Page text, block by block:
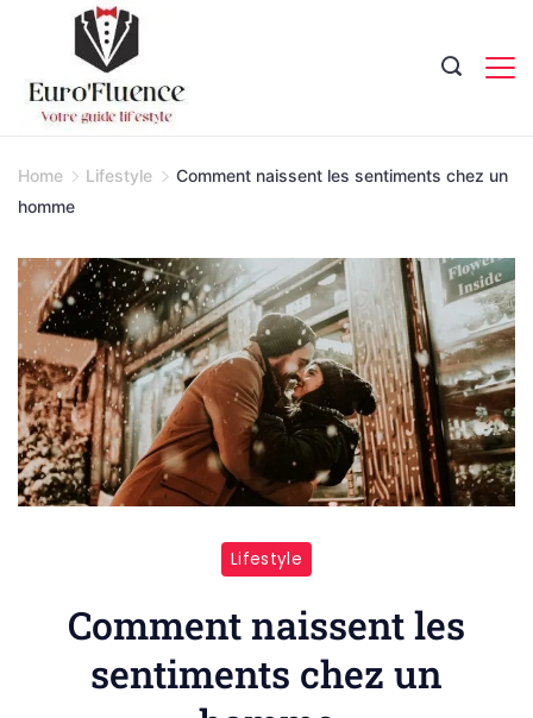
content
Home Lifestyle
Comment naissent les sentiments chez un
homme
Lifestyle
Comment naissent les
sentiments chez un